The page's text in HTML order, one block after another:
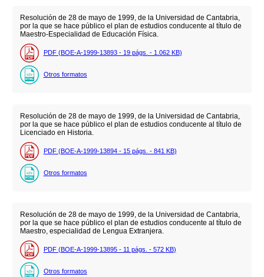
Resolución de 28 de mayo de 1999, de la Universidad de Cantabria,
por la que se hace público el plan de estudios conducente al título de
Maestro-Especialidad de Educación Física.
PDF (BOE-A-1999-13893 - 19 págs. - 1.062 KB)
Otros formatos
Resolución de 28 de mayo de 1999, de la Universidad de Cantabria,
por la que se hace público el plan de estudios conducente al título de
Licenciado en Historia.
PDF (BOE-A-1999-13894 - 15 págs. - 841 KB)
Otros formatos
Resolución de 28 de mayo de 1999, de la Universidad de Cantabria,
por la que se hace público el plan de estudios conducente al título de
Maestro, especialidad de Lengua Extranjera.
PDF (BOE-A-1999-13895 - 11 págs. - 572 KB)
Otros formatos